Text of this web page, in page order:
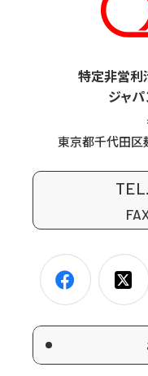
特定非営利
ジャパ
東京都千代田区